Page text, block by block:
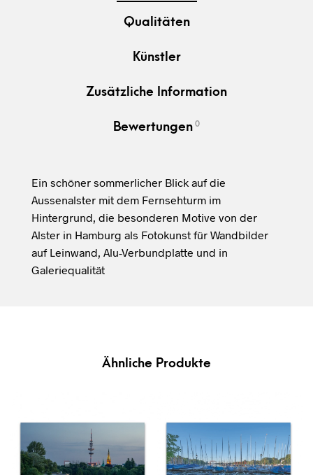
Qualitäten
Künstler
Zusätzliche Information
Bewertungen 0
Ein schöner sommerlicher Blick auf die
Aussenalster mit dem Fernsehturm im
Hintergrund, die besonderen Motive von der
Alster in Hamburg als Fotokunst für Wandbilder
auf Leinwand, Alu-Verbundplatte und in
Galeriequalität
Ähnliche Produkte